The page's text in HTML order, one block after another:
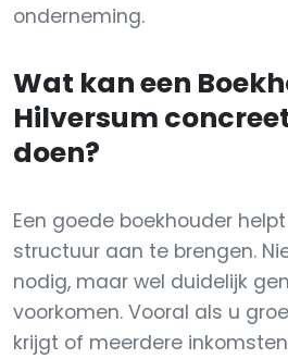
onderneming.
Wat kan een
Hilversum
doen?
Een goede boekhouder
structuur aan te brengen.
nodig, maar wel duidelijk
voorkomen. Vooral als u
krijgt of meerdere